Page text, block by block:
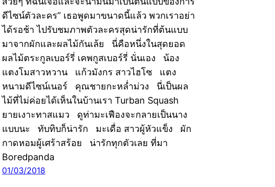
ดีไซน์ตัวละคร” เธอพูดมาขนาดนี้แล้ว พวกเราอย่า
ได้รอช้า ไปรับชมภาพตัวละครสุดน่ารักที่ต้นแบบ
มาจากผักและผลไม้กันเล้ย นี่คือหนึ่งในสุดยอด
ผลไม้ตระกูลเบอร์รี่ เคพกูสเบอร์รี่ นั่นเอง น้อง
แตงโมสาวหวาน แก้วมังกร สาวไฮโซ แตง
หนามดีไซน์เนอร์ คุณชายกะหล่ำม่วง นี่เป็นผล
ไม้ที่ไม่ค่อยได้เห็นในบ้านเรา Turban Squash
ยายเงาะทาสแมว ดูท่ามะเฟืองจะกลายเป็นนาง
แบบนะ ทับทิบก็น่ารัก มะเดื่อ สาวผู้หัวแข็ง ผัก
กาดหอมผู้เศร้าสร้อย น่ารักทุกตัวเลย ที่มา
Boredpanda
01/03/2018